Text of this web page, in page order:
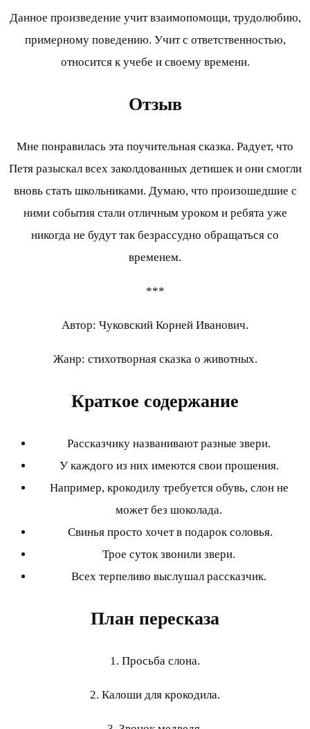
Данное произведение учит взаимопомощи, трудолюбию,
примерному поведению. Учит с ответственностью,
относится к учебе и своему времени.
Отзыв
Мне понравилась эта поучительная сказка. Радует, что
Петя разыскал всех заколдованных детишек и они смогли
вновь стать школьниками. Думаю, что произошедшие с
ними события стали отличным уроком и ребята уже
никогда не будут так безрассудно обращаться со
временем.
***
Автор: Чуковский Корней Иванович.
Жанр: стихотворная сказка о животных.
Краткое содержание
Рассказчику названивают разные звери.
У каждого из них имеются свои прошения.
Например, крокодилу требуется обувь, слон не
может без шоколада.
Свинья просто хочет в подарок соловья.
Трое суток звонили звери.
Всех терпеливо выслушал рассказчик.
План пересказа
1. Просьба слона.
2. Калоши для крокодила.